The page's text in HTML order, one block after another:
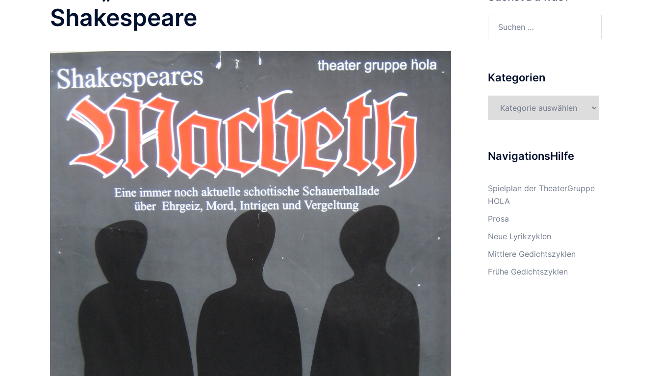
Shakespeare
Kategorien
NavigationsHilfe
Spielplan der TheaterGruppe
HOLA
Prosa
Neue Lyrikzyklen
Mittlere Gedichtszyklen
Frühe Gedichtszyklen